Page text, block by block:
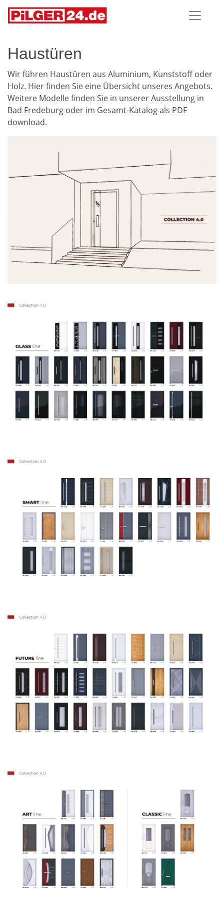
Haustüren
Wir führen Haustüren aus Aluminium, Kunststoff oder
Holz. Hier finden Sie eine Übersicht unseres Angebots.
Weitere Modelle finden Sie in unserer Ausstellung in
Bad Fredeburg oder im Gesamt-Katalog als PDF
download.